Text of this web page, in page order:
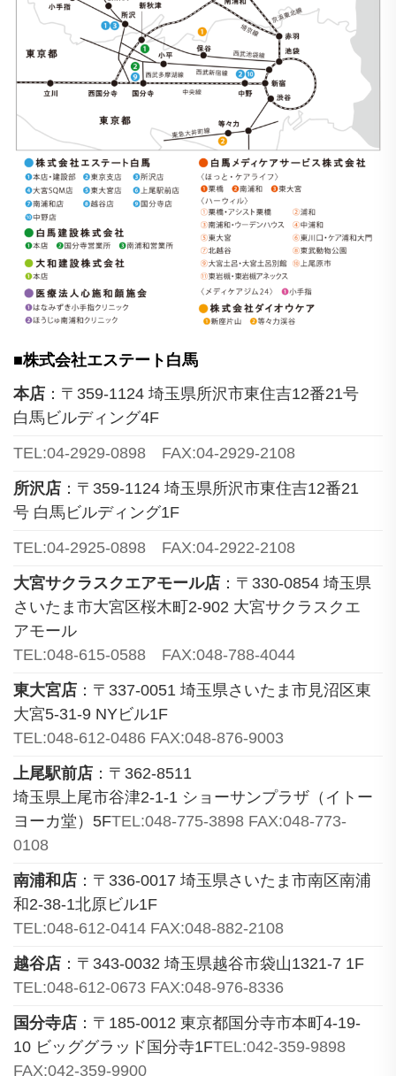
■株式会社エステート白馬
本店 ：〒359-1124 埼玉県所沢市東住吉12番21号
白馬ビルディング4F
TEL:04-2929-0898 FAX:04-2929-2108
所沢店 ：〒359-1124 埼玉県所沢市東住吉12番21
号 白馬ビルディング1F
TEL:04-2925-0898 FAX:04-2922-2108
大宮サクラスクエアモール店 ：〒330-0854 埼玉県
さいたま市大宮区桜木町2-902 大宮サクラスクエ
アモール
TEL:048-615-0588 FAX:048-788-4044
東大宮店 ：〒337-0051 埼玉県さいたま市見沼区東
大宮5-31-9 NYビル1F
TEL:048-612-0486 FAX:048-876-9003
上尾駅前店 ：〒362-8511
埼玉県上尾市谷津2-1-1 ショーサンプラザ（イトー
ヨーカ堂）5FTEL:048-775-3898 FAX:048-773-
0108
南浦和店 ：〒336-0017 埼玉県さいたま市南区南浦
和2-38-1北原ビル1F
TEL:048-612-0414 FAX:048-882-2108
越谷店 ：〒343-0032 埼玉県越谷市袋山1321-7 1F
TEL:048-612-0673 FAX:048-976-8336
国分寺店 ：〒185-0012 東京都国分寺市本町4-19-
10 ビッググラッド国分寺1FTEL:042-359-9898
FAX:042-359-9900